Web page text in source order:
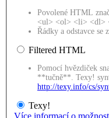
Povolené HTML
<ul> <ol> <li> <dl>
Řádky a odstavce se
Filtered HTML
Pomocí hvězdiček
**tučně**. Texy!
http://texy.info/cs/
Texy!